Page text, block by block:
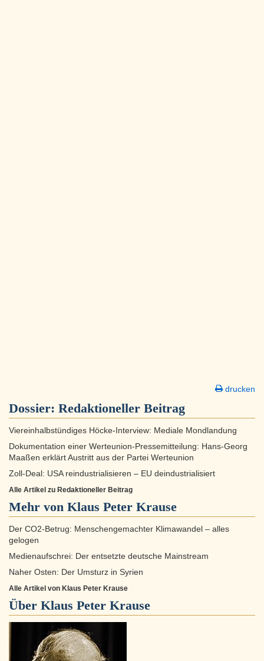
drucken
Dossier: Redaktioneller Beitrag
Viereinhalbstündiges Höcke-Interview: Mediale Mondlandung
Dokumentation einer Werteunion-Pressemitteilung: Hans-Georg
Maaßen erklärt Austritt aus der Partei Werteunion
Zoll-Deal: USA reindustrialisieren – EU deindustrialisiert
Alle Artikel zu Redaktioneller Beitrag
Mehr von Klaus Peter Krause
Der CO2-Betrug: Menschengemachter Klimawandel – alles
gelogen
Medienaufschrei: Der entsetzte deutsche Mainstream
Naher Osten: Der Umsturz in Syrien
Alle Artikel von Klaus Peter Krause
Über Klaus Peter Krause